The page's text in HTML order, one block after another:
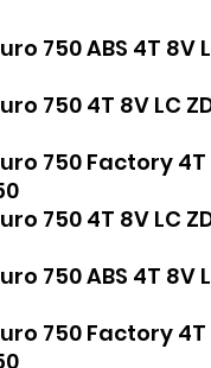
750 ABS 4T 8V
750 4T 8V LC
750 Factory 4T
750 4T 8V LC
750 ABS 4T 8V
750 Factory 4T